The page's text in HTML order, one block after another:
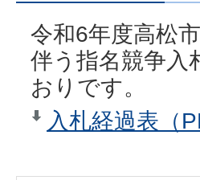
令和6年度高松
伴う指名競争入
おりです。
入札経過表（